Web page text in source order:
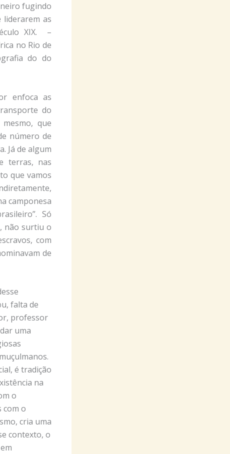
fugindo
liderarem as
XIX. –
no Rio de
do do
enfoca as
do
que
número de
Já de algum
terras, nas
que vamos
camponesa
Só
não surtiu o
com
de
falta de
professor
uma
é tradição
na
o
com o
cria uma
contexto, o